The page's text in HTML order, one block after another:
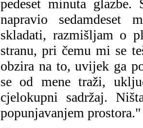
pedeset minuta
napravio sedamdeset
skladati, razmišljam o
stranu, pri čemu mi se
obzira na to, uvijek ga
se od mene traži,
cjelokupni sadržaj.
popunjavanjem prostora."